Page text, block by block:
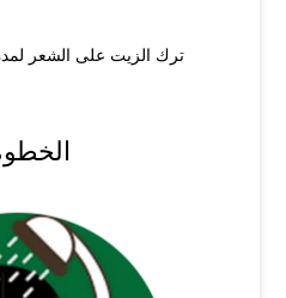
ترك الزيت على الشعر لمدة لا